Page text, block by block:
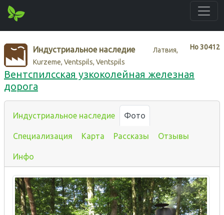
Нo30412
Индустриальное наследие
Латвия,
Kurzeme, Ventspils, Ventspils
Вентспилсская узкоколейная железная
дорога
Индустриальное наследие Фото
Специализация Карта Рассказы Отзывы
Инфо